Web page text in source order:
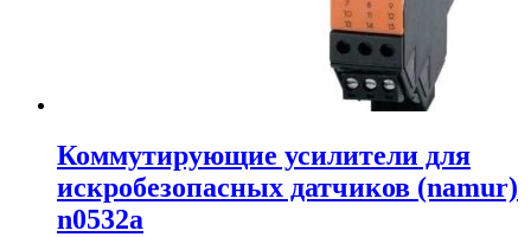
Коммутирующие усилители для
искробезопасных датчиков (namur)
n0532a